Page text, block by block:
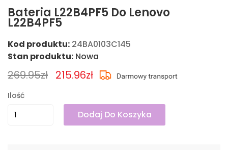
Bateria L22B4PF5 Do Lenovo
L22B4PF5
Kod produktu: 24BA0103C145
Stan produktu: Nowa
269.95zł 215.96zł
Ilość
Dodaj Do Koszyka